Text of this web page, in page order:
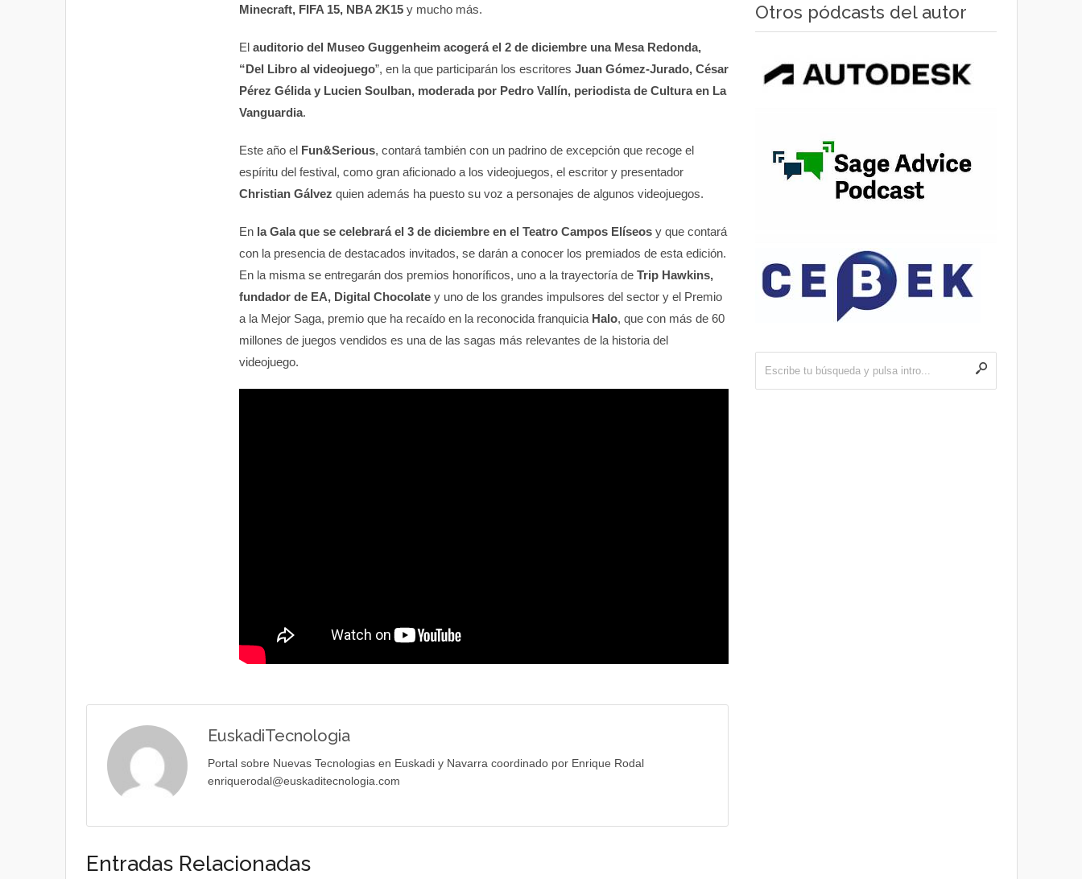
Minecraft, FIFA 15, NBA 2K15y mucho más.
El auditorio del Museo Guggenheim acogerá el 2 de diciembre una Mesa Redonda,
“Del Libro al videojuego”, en la que participarán los escritores Juan Gómez-Jurado, César
Pérez Gélida y Lucien Soulban, moderada por Pedro Vallín, periodista de Cultura en La
Vanguardia.
Este año el Fun&Serious, contará también con un padrino de excepción que recoge el
espíritu del festival, como gran aficionado a los videojuegos, el escritor y presentador
Christian Gálvez quien además ha puesto su voz a personajes de algunos videojuegos.
En la Gala que se celebrará el 3 de diciembre en el Teatro Campos Elíseosy que contará
con la presencia de destacados invitados, se darán a conocer los premiados de esta edición.
En la misma se entregarán dos premios honoríficos, uno a la trayectoría de Trip Hawkins,
fundador de EA, Digital Chocolatey uno de los grandes impulsores del sector y el Premio
a la Mejor Saga, premio que ha recaído en la reconocida franquicia Halo, que con más de 60
millones de juegos vendidos es una de las sagas más relevantes de la historia del
videojuego.
EuskadiTecnologia
Portal sobre Nuevas Tecnologias en Euskadi y Navarra coordinado por Enrique Rodal
enriquerodal@euskaditecnologia.com
Entradas Relacionadas
Otros pódcasts del autor